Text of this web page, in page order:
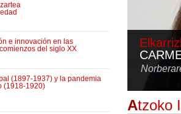
e innovación en las
del siglo XX
(1897-1937) y la pandemia
(1918-1920)
Atzoko